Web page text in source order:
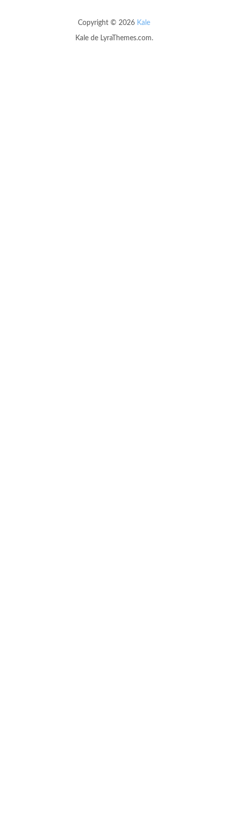
Copyright © 2026 Kale
Kalede LyraThemes.com.